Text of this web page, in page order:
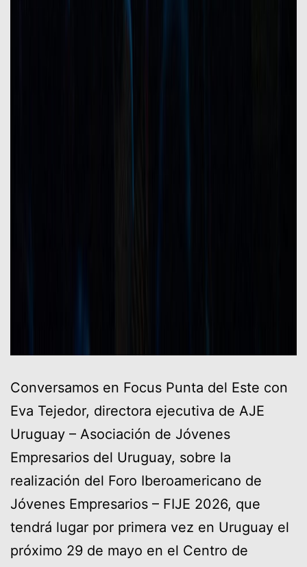
Conversamos en Focus Punta del Este con
Eva Tejedor, directora ejecutiva de AJE
Uruguay – Asociación de Jóvenes
Empresarios del Uruguay, sobre la
realización del Foro Iberoamericano de
Jóvenes Empresarios – FIJE 2026, que
tendrá lugar por primera vez en Uruguay el
próximo 29 de mayo en el Centro de